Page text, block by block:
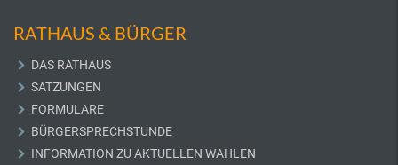
RATHAUS & BÜRGER
DAS RATHAUS
SATZUNGEN
FORMULARE
BÜRGERSPRECHSTUNDE
INFORMATION ZU AKTUELLEN WAHLEN